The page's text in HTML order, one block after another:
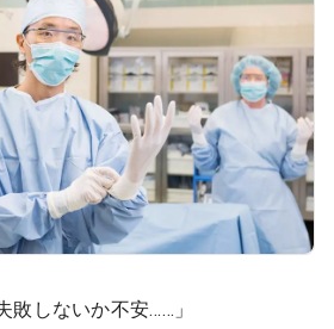
ナント）
ー
敗しないか不安……」